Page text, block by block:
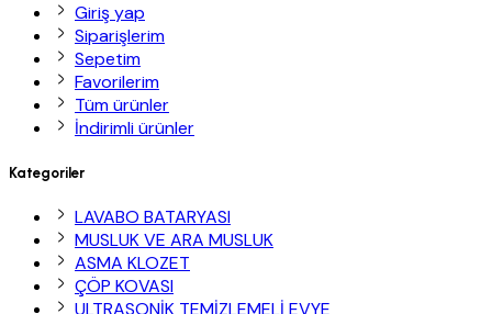
Giriş yap
Siparişlerim
Sepetim
Favorilerim
Tüm ürünler
İndirimli ürünler
Kategoriler
LAVABO BATARYASI
MUSLUK VE ARA MUSLUK
ASMA KLOZET
ÇÖP KOVASI